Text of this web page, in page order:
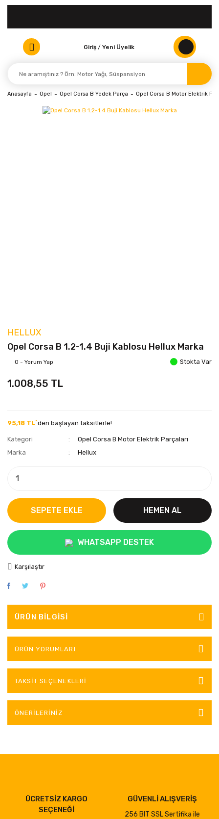
Giriş / Yeni Üyelik
Anasayfa Opel Opel Corsa B Yedek Parça Opel Corsa B Motor Elektrik
HELLUX
Opel Corsa B 1.2-1.4 Buji Kablosu Hellux Marka
0 - Yorum Yap Stokta Var
1.008,55 TL
95,18 TL`den başlayan taksitlerle!
Kategori
Opel Corsa B Motor Elektrik Parçaları
Marka
Hellux
SEPETE EKLE HEMEN AL
WHATSAPP DESTEK
Karşılaştır
ÜRÜN BILGISI
ÜRÜN YORUMLARI
TAKSIT SEÇENEKLERI
ÖNERILERINIZ
ÜCRETSİZ KARGO
SEÇENEĞİ
GÜVENLİ ALIŞVERİŞ
256 BIT SSL Sertifika ile